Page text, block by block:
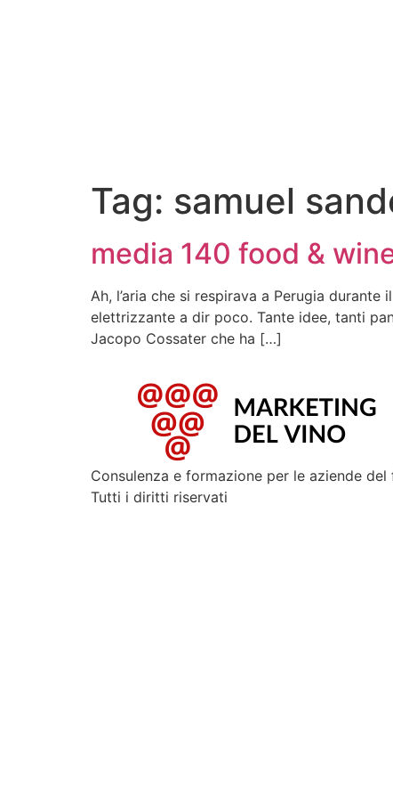
Tag: samuel
media 140 food &
Ah, l’aria che si respirava a Perugia
elettrizzante a dir poco. Tante idee, tanti
Jacopo Cossater che ha […]
Consulenza e formazione per le aziende
Tutti i diritti riservati